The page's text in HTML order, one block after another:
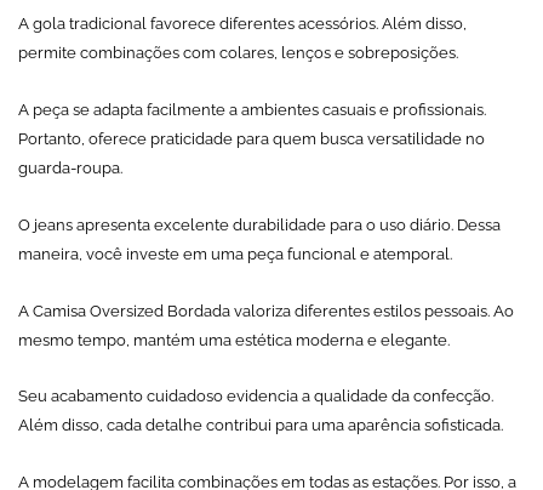
A gola tradicional favorece diferentes acessórios. Além disso,
permite combinações com colares, lenços e sobreposições.
A peça se adapta facilmente a ambientes casuais e profissionais.
Portanto, oferece praticidade para quem busca versatilidade no
guarda-roupa.
O jeans apresenta excelente durabilidade para o uso diário. Dessa
maneira, você investe em uma peça funcional e atemporal.
A Camisa Oversized Bordada valoriza diferentes estilos pessoais. Ao
mesmo tempo, mantém uma estética moderna e elegante.
Seu acabamento cuidadoso evidencia a qualidade da confecção.
Além disso, cada detalhe contribui para uma aparência sofisticada.
A modelagem facilita combinações em todas as estações. Por isso, a